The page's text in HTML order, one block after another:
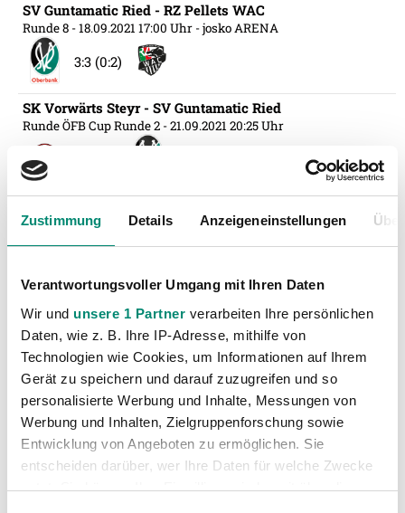
Zustimmung Details Anzeigeneinstellungen
Verantwortungsvoller Umgang mit Ihren Daten
Wir und unsere 1 Partner verarbeiten Ihre persönlichen
Daten, wie z. B. Ihre IP-Adresse, mithilfe von
Technologien wie Cookies, um Informationen auf Ihrem
Gerät zu speichern und darauf zuzugreifen und so
personalisierte Werbung und Inhalte, Messungen von
Werbung und Inhalten, Zielgruppenforschung sowie
Entwicklung von Angeboten zu ermöglichen. Sie
entscheiden darüber, wer Ihre Daten für welche Zwecke
nutzt. Sie können Ihre Einwilligung jederzeit über die
SV Guntamatic Ried - RZ Pellets WAC
Runde 8 - 18.09.2021 17:00 Uhr - josko ARENA
3:3 (0:2)
SK Vorwärts Steyr - SV Guntamatic Ried
Runde ÖFB Cup Runde 2 - 21.09.2021 20:25 Uhr
Runde 9- 25.09.2021 17:00 Uhr - Tivoli Stadion Tirol
Runde 10- 02.10.2021 17:00 Uhr- josko ARENA
1:1 (1:0)
SK Puntigamer Sturm Graz - SV Guntamatic Ried
Runde 11- 17.10.2021 17:00 Uhr- Merkur Arena
1:0 (1:0)